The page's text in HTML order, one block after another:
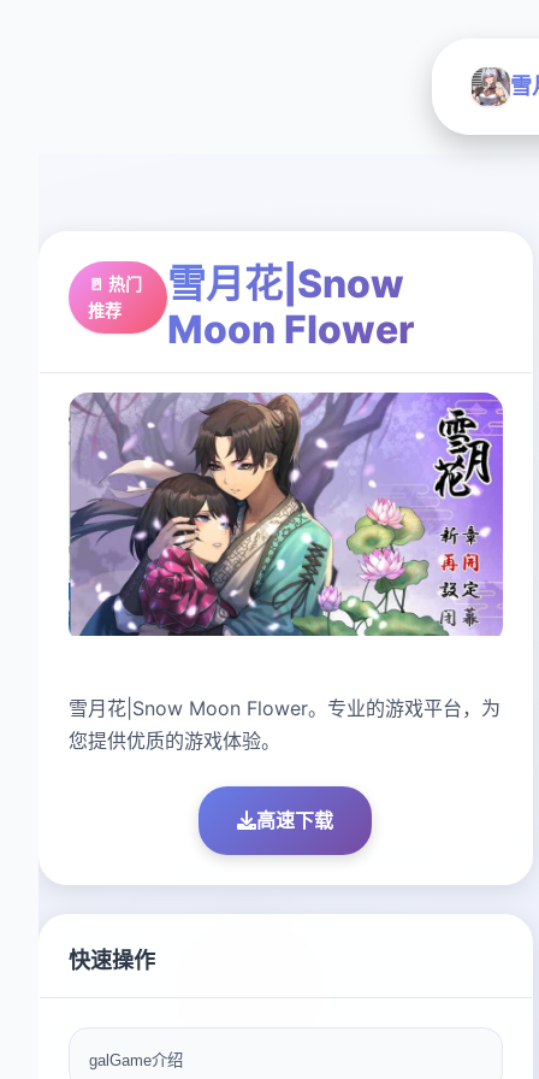
雪
🚪 热门
推荐
雪月花|Snow
Moon Flower
雪月花|Snow Moon Flower。专业的游戏平台，为
您提供优质的游戏体验。
高速下载
快速操作
galGame介绍